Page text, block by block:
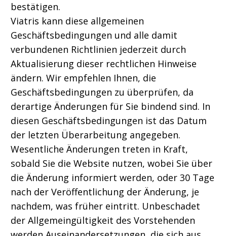
bestätigen.
Viatris kann diese allgemeinen
Geschäftsbedingungen und alle damit
verbundenen Richtlinien jederzeit durch
Aktualisierung dieser rechtlichen Hinweise
ändern. Wir empfehlen Ihnen, die
Geschäftsbedingungen zu überprüfen, da
derartige Änderungen für Sie bindend sind. In
diesen Geschäftsbedingungen ist das Datum
der letzten Überarbeitung angegeben.
Wesentliche Änderungen treten in Kraft,
sobald Sie die Website nutzen, wobei Sie über
die Änderung informiert werden, oder 30 Tage
nach der Veröffentlichung der Änderung, je
nachdem, was früher eintritt. Unbeschadet
der Allgemeingültigkeit des Vorstehenden